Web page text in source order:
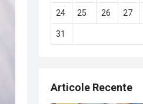
24 25 26 27
31
Articole Recente